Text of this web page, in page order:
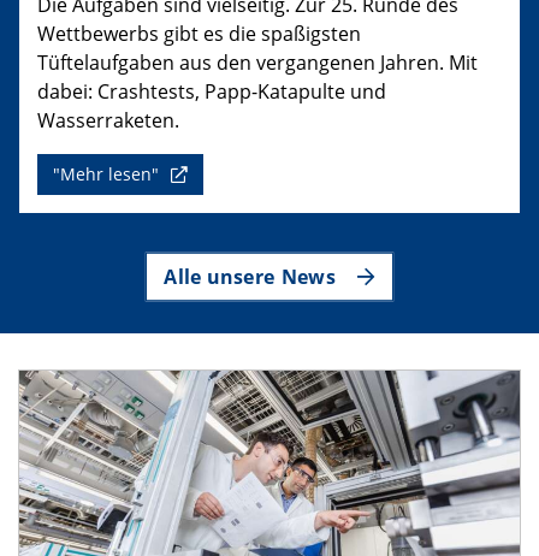
Wettbewerbs gibt es die spaßigsten
Tüftelaufgaben aus den vergangenen Jahren. Mit
dabei: Crashtests, Papp-Katapulte und
Wasserraketen.
"Mehr lesen"
Alle unsere News